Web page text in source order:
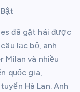
đã gặt hái được
lạc bộ, anh
Milan và nhiều
quốc gia,
Hà Lan. Anh